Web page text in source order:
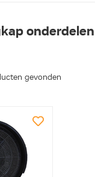
onderdelen
gevonden